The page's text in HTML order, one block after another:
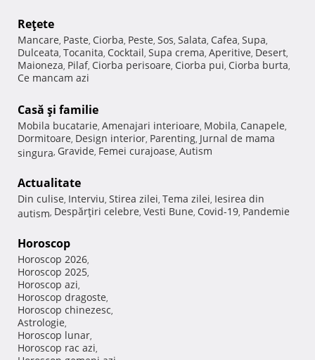
Reţete
Mancare, Paste, Ciorba, Peste, Sos, Salata, Cafea, Supa,
Dulceata, Tocanita, Cocktail, Supa crema, Aperitive, Desert,
Maioneza, Pilaf, Ciorba perisoare, Ciorba pui, Ciorba burta,
Ce mancam azi
Casă şi familie
Mobila bucatarie, Amenajari interioare, Mobila, Canapele,
Dormitoare, Design interior, Parenting, Jurnal de mama
singura, Gravide, Femei curajoase, Autism
Actualitate
Din culise, Interviu, Stirea zilei, Tema zilei, Iesirea din
autism, Despărţiri celebre, Vesti Bune, Covid-19, Pandemie
Horoscop
Horoscop 2026,
Horoscop 2025,
Horoscop azi,
Horoscop dragoste,
Horoscop chinezesc,
Astrologie,
Horoscop lunar,
Horoscop rac azi,